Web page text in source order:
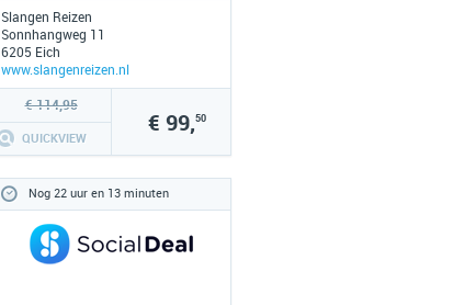
Slangen Reizen
Sonnhangweg 11
6205 Eich
www.slangenreizen.nl
€ 114,95
QUICKVIEW
€ 99,50
Nog 22 uur en 13 minuten